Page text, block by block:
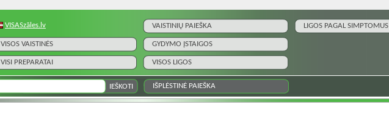
VISASzāles.lv VAISTINIŲ PAIEŠKA LIGOS PAGAL SIMPTOMUS
VISOS VAISTINĖS GYDYMO ĮSTAIGOS
VISI PREPARATAI VISOS LIGOS
IŠPLĖSTINĖ PAIEŠKA